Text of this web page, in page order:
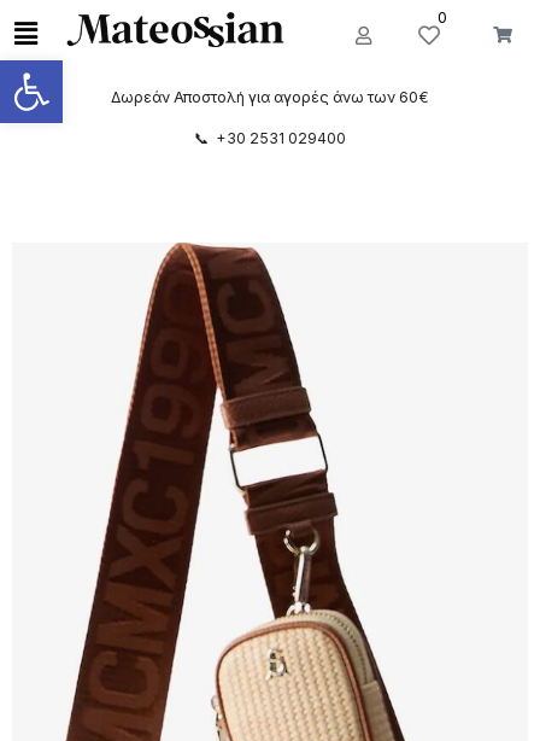
Ανοίξτε τη γραμμή εργαλείων
0
Δωρεάν Αποστολή για αγορές άνω των 60€
📞 +30 2531 029400